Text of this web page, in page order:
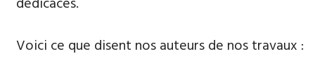
Voici ce que disent nos auteurs de nos travaux :